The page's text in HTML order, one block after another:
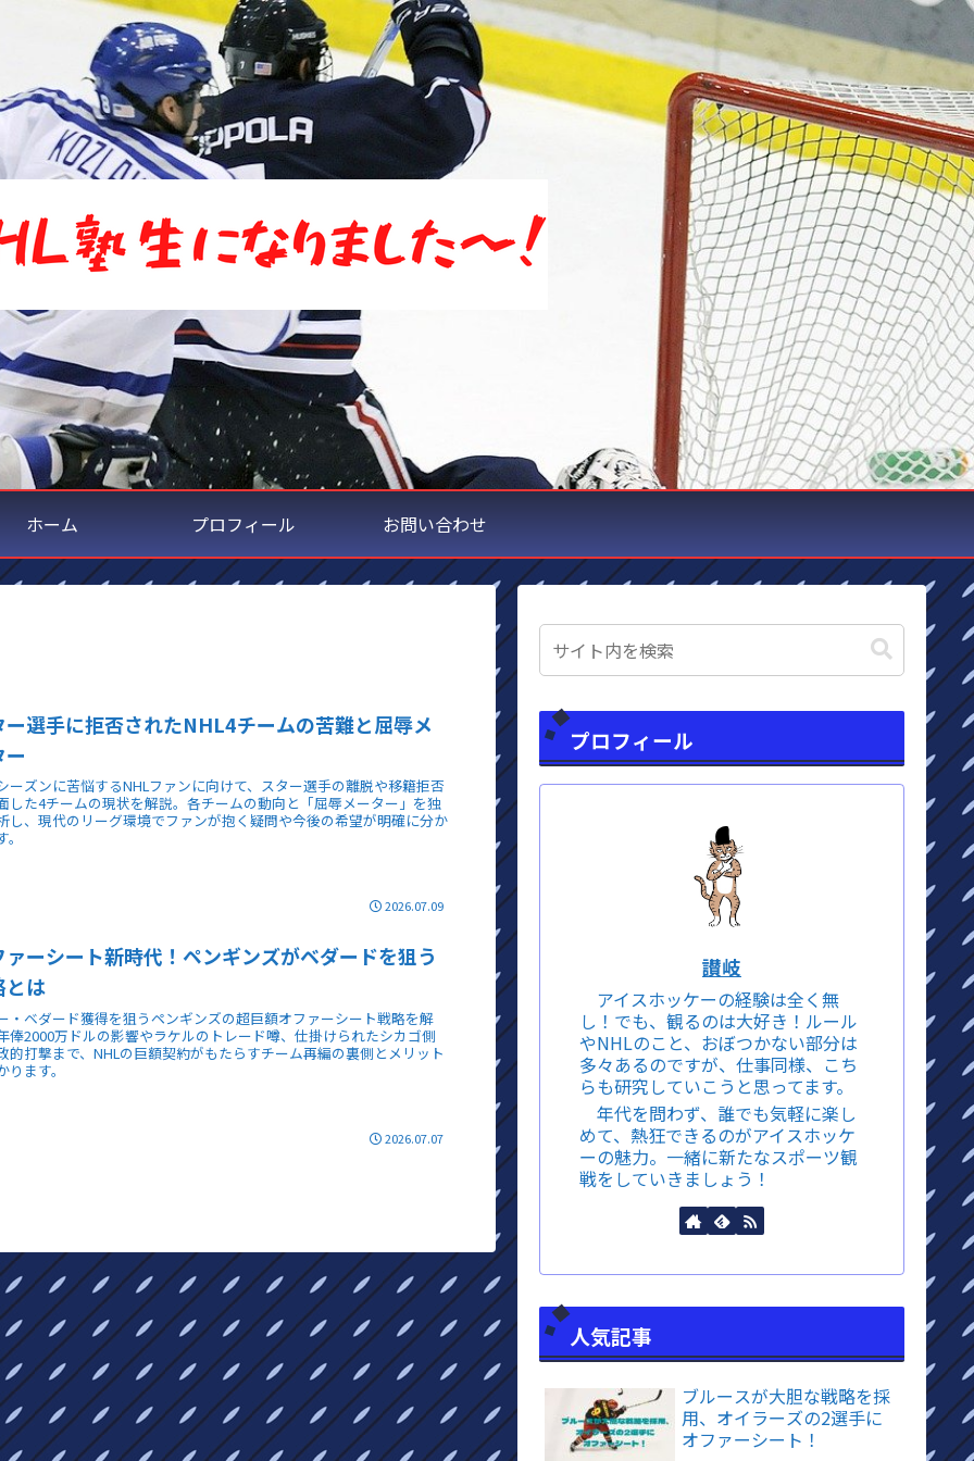
ホーム プロフィール お問い合わせ
ー選手に拒否されたNHL4チームの苦難と屈辱メ
ー
ーズンに苦悩するNHLファンに向けて、スター選手の離脱や移籍拒否
した4チームの現状を解説。各チームの動向と「屈辱メーター」を独
し、現代のリーグ環境でファンが抱く疑問や今後の希望が明確に分か
2026.07.09
ァーシート新時代！ペンギンズがベダードを狙う
とは
・ベダード獲得を狙うペンギンズの超巨額オファーシート戦略を解
俸2000万ドルの影響やラケルのトレード噂、仕掛けられたシカゴ側
的打撃まで、NHLの巨額契約がもたらすチーム再編の裏側とメリット
ります。
2026.07.07
プロフィール
讃岐
アイスホッケーの経験は全く無
し！でも、観るのは大好き！ルール
やNHLのこと、おぼつかない部分は
多々あるのですが、仕事同様、こち
らも研究していこうと思ってます。
年代を問わず、誰でも気軽に楽し
めて、熱狂できるのがアイスホッケ
ーの魅力。一緒に新たなスポーツ観
戦をしていきましょう！
人気記事
ブルースが大胆な戦略を採
用、オイラーズの2選手に
オファーシート！